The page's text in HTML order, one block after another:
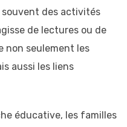
souvent des activités
de lectures ou de
non seulement les
aussi les liens
éducative, les familles